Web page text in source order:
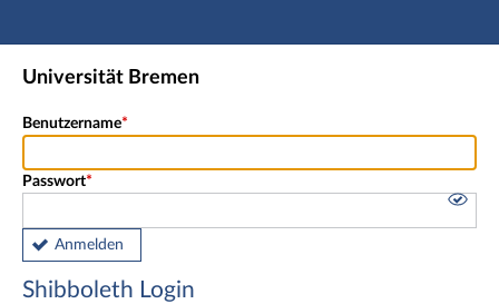
Hauptnavigation
Shibboleth Login
Universität Bremen
Benutzername
Passwort
Anmelden
Shibboleth Login